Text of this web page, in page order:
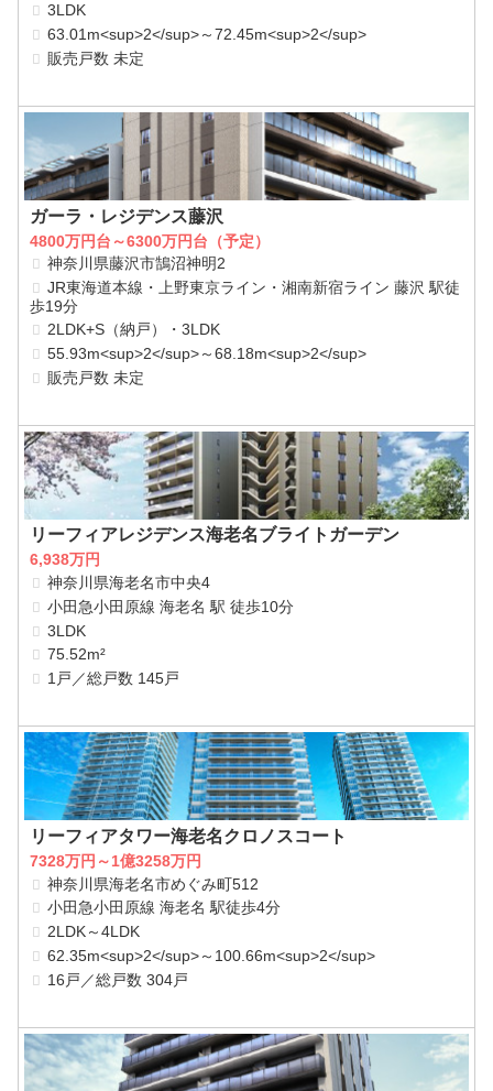
3LDK
63.01m<sup>2</sup>～72.45m<sup>2</sup>
販売戸数 未定
ガーラ・レジデンス藤沢
4800万円台～6300万円台（予定）
神奈川県藤沢市鵠沼神明2
JR東海道本線・上野東京ライン・湘南新宿ライン 藤沢 駅徒
歩19分
2LDK+S（納戸）・3LDK
55.93m<sup>2</sup>～68.18m<sup>2</sup>
販売戸数 未定
リーフィアレジデンス海老名ブライトガーデン
6,938万円
神奈川県海老名市中央4
小田急小田原線 海老名 駅 徒歩10分
3LDK
75.52m²
1戸／総戸数 145戸
リーフィアタワー海老名クロノスコート
7328万円～1億3258万円
神奈川県海老名市めぐみ町512
小田急小田原線 海老名 駅徒歩4分
2LDK～4LDK
62.35m<sup>2</sup>～100.66m<sup>2</sup>
16戸／総戸数 304戸